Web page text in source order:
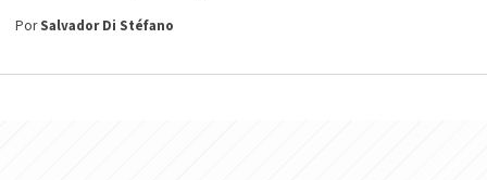
PorSalvador Di Stéfano